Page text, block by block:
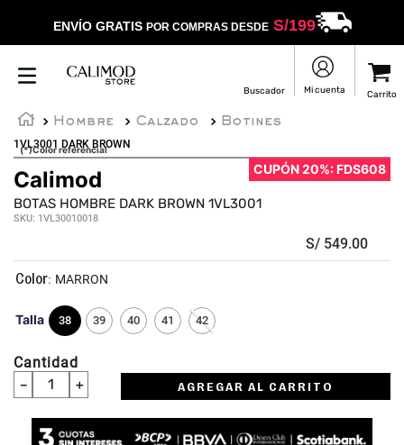
ENVÍO GRATIS POR COMPRAS DESDES/199
Hombre Calzado
Botines
1VL3001 DARK BROWN
(*)Color referencial
CUPÓN 20%: FDS608
Calimod
BOTAS HOMBRE DARK BROWN 1VL3001
SKU: 1VL30010018
S/ 549.00
Talla 38 39 40 41 42
: MARRON
Cantidad
＋
－ AGREGAR AL CARRITO